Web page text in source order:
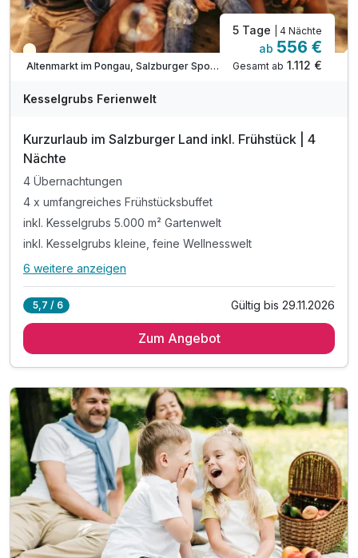
Teilweise ausgelastet
Altenmarkt im Pongau, Salzburger Sportwelt
5 Tage | 4 Nächte
ab 556 €
Gesamt ab 1.112 €
Kesselgrubs Ferienwelt
Kurzurlaub im Salzburger Land inkl. Frühstück | 4
Nächte
4 Übernachtungen
4 x umfangreiches Frühstücksbuffet
inkl. Kesselgrubs 5.000 m² Gartenwelt
inkl. Kesselgrubs kleine, feine Wellnesswelt
Alle Inklusivleistungen
4 x umfangreiches Frühstücksbuffet
inkl. Kesselgrubs Gesundheitswelt mit Vitaminkorb
inkl. Kesselgrubs Badetasche & Bademantel
inkl. Kesselinos Kinderwelt & Kinderclub
inkl. Kesselinos Kinder.Abenteuer.Land
inkl. Kesselgrubs Pony.Bauern.Hof
inkl. Kesselgrubs Streicheltierwelt
6 weitere anzeigen
5,7 / 6 Gültig bis 29.11.2026
Zum Angebot